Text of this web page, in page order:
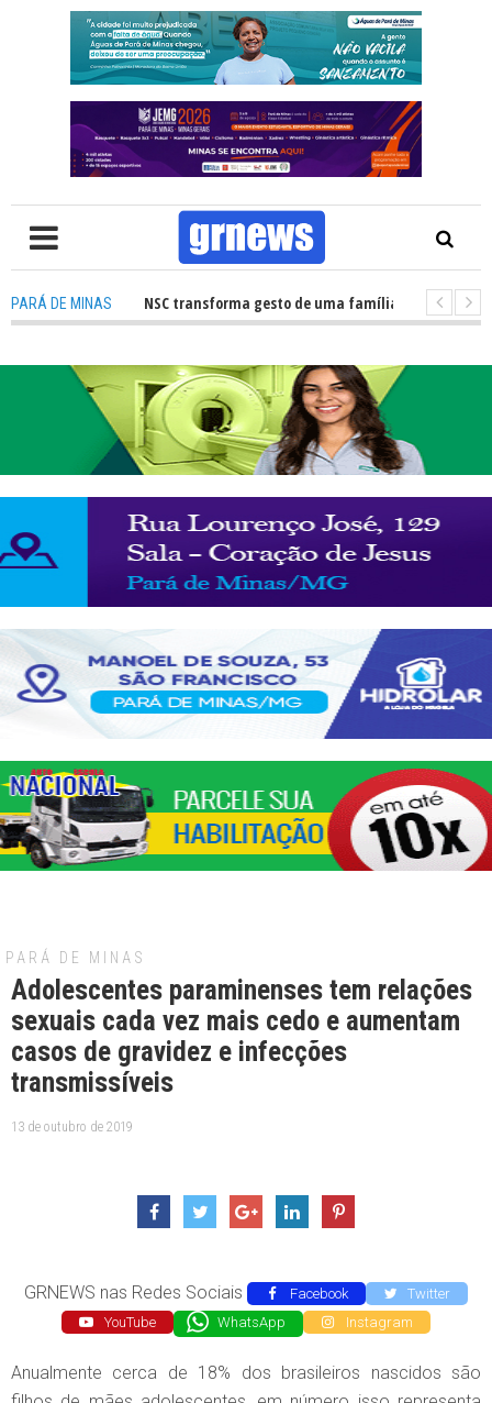
PARÁ DE MINAS
de órgãos no HNSC transforma gesto de uma família em esperança
PARÁ DE MINAS
Adolescentes paraminenses tem relações
sexuais cada vez mais cedo e aumentam
casos de gravidez e infecções
transmissíveis
13 de outubro de 2019
GRNEWS nas Redes Sociais Facebook
Twitter
YouTube
WhatsApp Instagram
Anualmente cerca de 18% dos brasileiros nascidos são